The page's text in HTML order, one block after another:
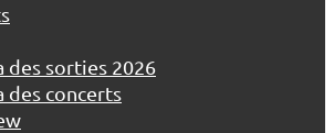
des sorties 2026
des concerts